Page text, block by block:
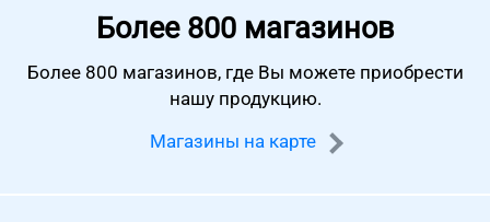
Более 800 магазинов
Более 800 магазинов, где Вы можете приобрести
нашу продукцию.
Магазины на карте